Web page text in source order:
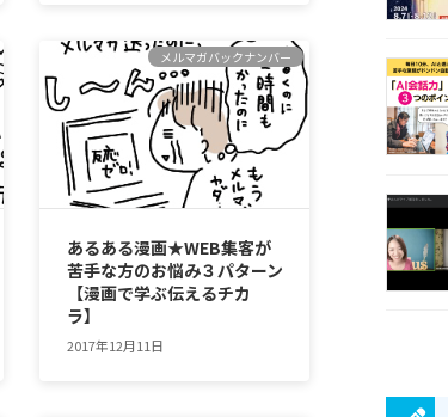
メルマガバックナンバー
あるある漫画★WEB集客が
苦手な方のお悩み３パターン
【漫画で学ぶ伝えるチカ
ラ】
2017年12月11日